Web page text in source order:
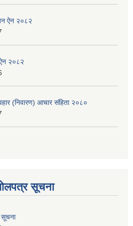
ऐन २०८२
ऐन २०८२
(निवारण) आचार संहिता २०८०
सूचना